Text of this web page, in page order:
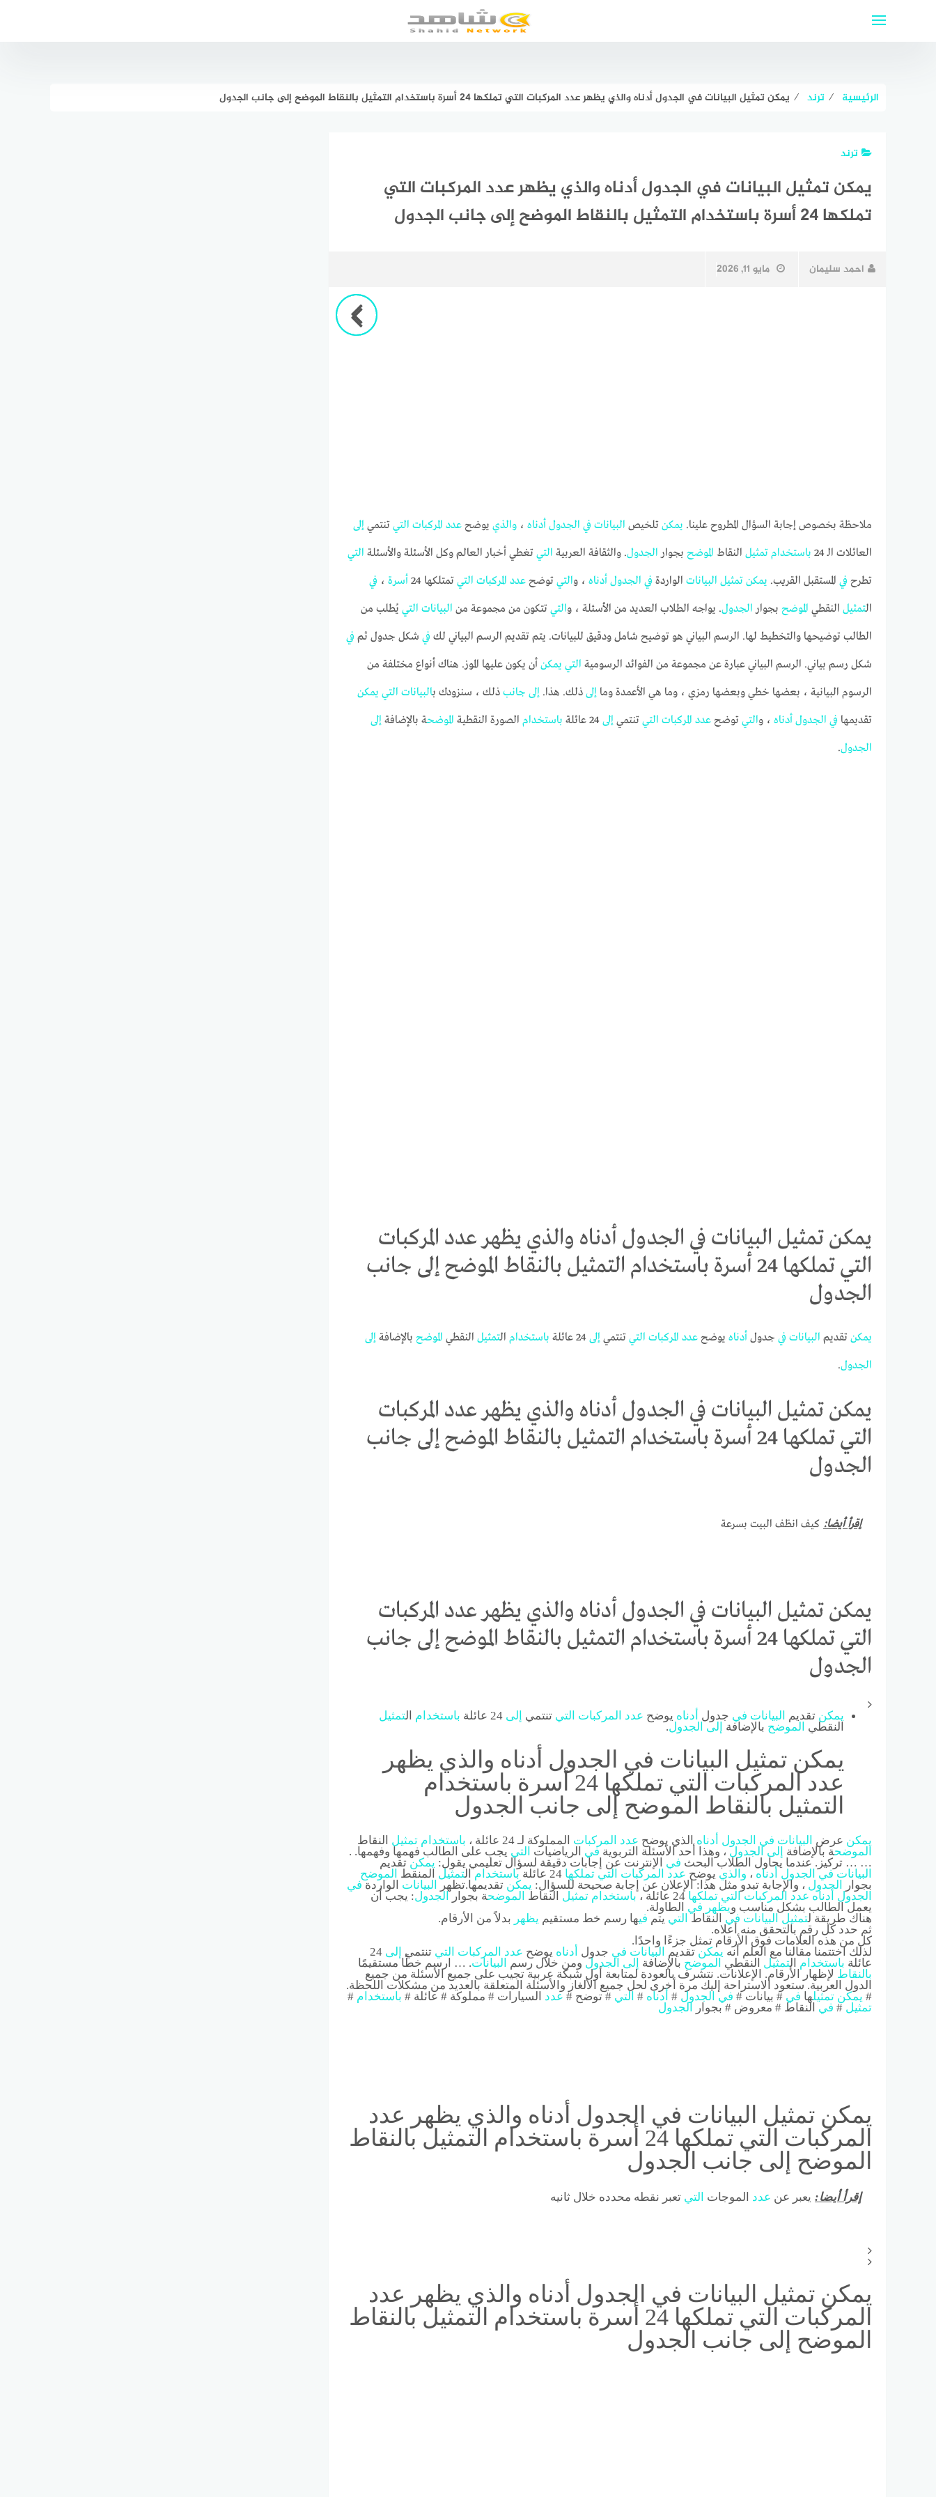
الرئيسية ⁄ ترند ⁄ يمكن تمثيل البيانات في الجدول أدناه والذي يظهر عدد المركبات التي تملكها 24 أسرة باستخدام التمثيل بالنقاط الموضح إلى جانب الجدول
ترند
يمكن تمثيل البيانات في الجدول أدناه والذي يظهر عدد المركبات التي
تملكها 24 أسرة باستخدام التمثيل بالنقاط الموضح إلى جانب الجدول
احمد سليمان مايو 11, 2026
ملاحظة بخصوص إجابة السؤال المطروح علينا. يمكن تلخيص البيانات في الجدول أدناه ، والذي يوضح عدد المركبات التي تنتمي إلى
العائلات الـ 24
باستخدام تمثيل النقاط الموضح بجوار الجدول. والثقافة العربية التي تغطي أخبار العالم وكل الأسئلة والأسئلة التي
تطرح في المستقبل القريب. يمكن تمثيل البيانات الواردة في الجدول أدناه ، والتي توضح عدد المركبات التي تمتلكها 24 أسرة ، في
التمثيل النقطي الموضح بجوار الجدول. يواجه الطلاب العديد من الأسئلة ، والتي تتكون من مجموعة من البيانات التي يُطلب من
الطالب توضيحها والتخطيط لها. الرسم البياني هو توضيح شامل ودقيق للبيانات. يتم تقديم الرسم البياني لك في شكل جدول ثم في
شكل رسم بياني. الرسم البياني عبارة عن مجموعة من الفوائد الرسومية التي يمكن أن يكون عليها الموز. هناك أنواع مختلفة من
الرسوم البيانية ، بعضها خطي وبعضها رمزي ، وما هي الأعمدة وما إلى ذلك. هذا. إلى جانب ذلك ، سنزودك بالبيانات التي يمكن
تقديمها في الجدول أدناه ، والتي توضح عدد المركبات التي تنتمي إلى باستخدام الصورة النقطية الموضحة بالإضافة إلى
الجدول.
يمكن تمثيل البيانات في الجدول أدناه والذي يظهر عدد المركبات
التي تملكها 24 أسرة باستخدام التمثيل بالنقاط الموضح إلى جانب
الجدول
يمكن تقديم البيانات في جدول أدناه يوضح عدد المركبات التي تنتمي إلى باستخدام التمثيل النقطي الموضح بالإضافة إلى
الجدول.
يمكن تمثيل البيانات في الجدول أدناه والذي يظهر عدد المركبات
التي تملكها 24 أسرة باستخدام التمثيل بالنقاط الموضح إلى جانب
الجدول
إقرأ أيضا: كيف انظف البيت بسرعة
يمكن تمثيل البيانات في الجدول أدناه والذي يظهر عدد المركبات
التي تملكها 24 أسرة باستخدام التمثيل بالنقاط الموضح إلى جانب
الجدول
يمكن تقديم البيانات في جدول أدناه يوضح عدد المركبات التي تنتمي إلى باستخدام التمثيل
النقطي
الموضح بالإضافة إلى الجدول.
يمكن تمثيل البيانات في الجدول أدناه والذي يظهر
عدد المركبات التي تملكها 24 أسرة باستخدام
التمثيل بالنقاط الموضح إلى جانب الجدول
يمكن عرض البيانات في الجدول أدناه الذي يوضح عدد المركبات المملوكة لـ 24 عائلة ، باستخدام تمثيل النقاط
الموضحة بالإضافة إلى الجدول ، وهذا أحد الأسئلة التربوية في الرياضيات التي يجب على الطالب فهمها وفهمها. .
… … تركيز. عندما يحاول الطلاب البحث في الإنترنت عن إجابات دقيقة لسؤال تعليمي يقول: يمكن تقديم
البيانات في الجدول أدناه ، والذي يوضح عدد المركبات التي تملكها باستخدام تمثيل المنقط
الموضح
بجوار
الجدول ، والإجابة تبدو مثل هذا: الإعلان عن إجابة صحيحة للسؤال: يمكن تقديمها.تظهر البيانات الواردة في
الجدول
أدناه عدد المركبات التي تملكها باستخدام تمثيل النقاط الموضحة بجوار الجدول: يجب أن
يعمل الطالب بشكل مناسب ويظهر في الطاولة.
هناك طريقة ل تمثيل البيانات في النقاط التي يتم فيها رسم خط مستقيم يظهر
بدلاً من الأرقام.
ثم حدد كل رقم بالتحقق منه أعلاه.
كل من هذه العلامات فوق الأرقام تمثل جزءًا واحدًا.
لذلك اختتمنا مقالنا مع العلم أنه يمكن تقديم البيانات في جدول أدناه يوضح عدد المركبات التي تنتمي إلى 24
عائلة باستخدام تمثيل النقطي الموضح بالإضافة إلى الجدول ومن خلال رسم البيانات . … ارسم خطًا مستقيمًا
بالنقاط
لإظهار الأرقام. الإعلانات. نتشرف بالعودة لمتابعة أول شبكة عربية تجيب على جميع الأسئلة من جميع
الدول العربية. ستعود الاستراحة إليك مرة أخرى لحل جميع الألغاز والأسئلة المتعلقة بالعديد من مشكلات اللحظة.
# يمكن تمثيل ها في # بيانات # في الجدول # أدناه # التي # توضح # عدد السيارات # مملوكة # عائلة # باستخدام #
تمثيل # في النقاط # معروض # بجوار الجدول
يمكن تمثيل البيانات في الجدول أدناه والذي يظهر عدد
المركبات التي تملكها 24 أسرة باستخدام التمثيل بالنقاط
الموضح إلى جانب الجدول
إقرأ أيضا: يعبر عن عدد الموجات التي تعبر نقطه محدده خلال ثانيه
يمكن تمثيل البيانات في الجدول أدناه والذي يظهر عدد
المركبات التي تملكها 24 أسرة باستخدام التمثيل بالنقاط
الموضح إلى جانب الجدول